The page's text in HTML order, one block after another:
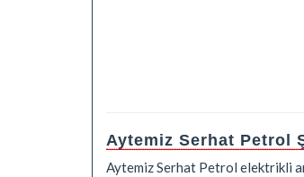
Aytemiz Serhat Petrol
Aytemiz Serhat Petrol elektrikli